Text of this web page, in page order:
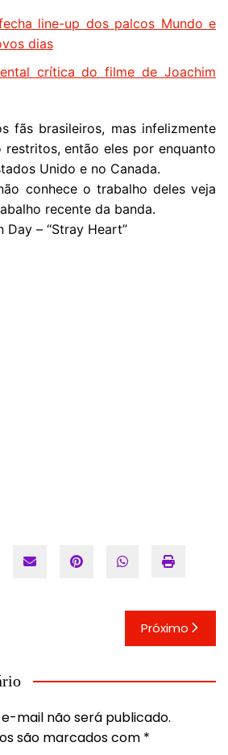
line-up dos palcos Mundo e
dias
crítica do filme de Joachim
fãs brasileiros, mas infelizmente
restritos, então eles por enquanto
Unido e no Canada.
conhece o trabalho deles veja
recente da banda.
Day – “Stray Heart”
Próximo
mail não será publicado.
são marcados com *